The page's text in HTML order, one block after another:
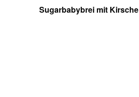
Sugarbabybrei mit Kirsche